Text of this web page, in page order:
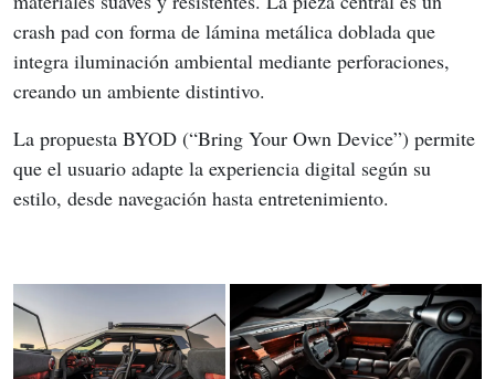
crash pad con forma de lámina metálica doblada que
integra iluminación ambiental mediante perforaciones,
creando un ambiente distintivo.
La propuesta BYOD (“Bring Your Own Device”) permite
que el usuario adapte la experiencia digital según su
estilo, desde navegación hasta entretenimiento.